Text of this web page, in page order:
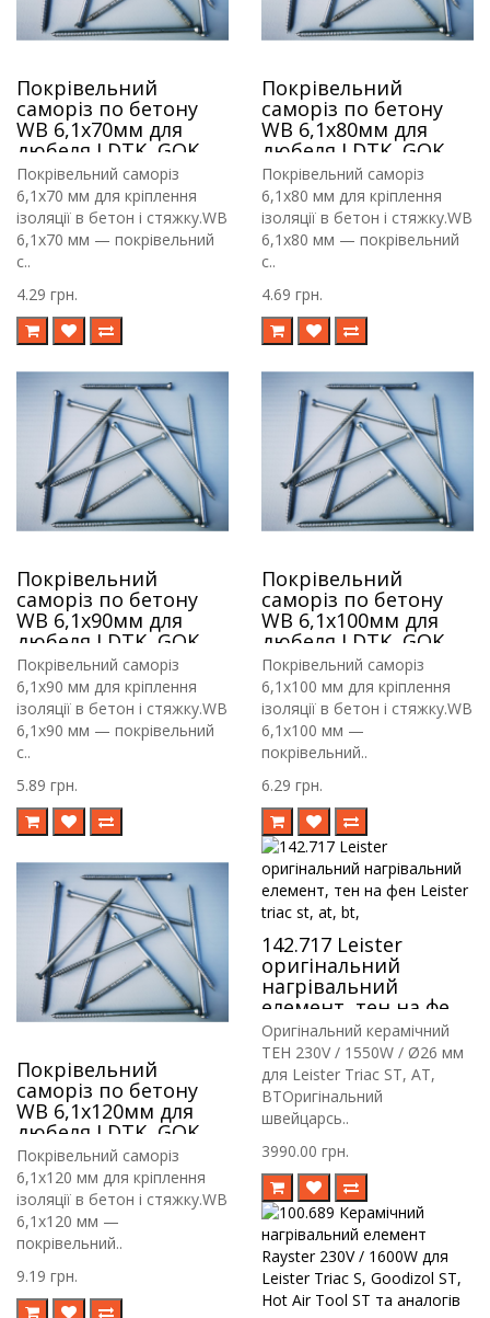
Покрівельний
саморіз по бетону
WB 6,1х70мм для
дюбеля LDTK, GOK,
RIF
Покрівельний саморіз
6,1х70 мм для кріплення
ізоляції в бетон і стяжку.WB
6,1х70 мм — покрівельний
с..
4.29 грн.
Покрівельний
саморіз по бетону
WB 6,1х80мм для
дюбеля LDTK, GOK,
RIF
Покрівельний саморіз
6,1х80 мм для кріплення
ізоляції в бетон і стяжку.WB
6,1х80 мм — покрівельний
с..
4.69 грн.
Покрівельний
саморіз по бетону
WB 6,1х90мм для
дюбеля LDTK, GOK,
RIF
Покрівельний саморіз
6,1х90 мм для кріплення
ізоляції в бетон і стяжку.WB
6,1х90 мм — покрівельний
с..
5.89 грн.
Покрівельний
саморіз по бетону
WB 6,1х100мм для
дюбеля LDTK, GOK,
RIF
Покрівельний саморіз
6,1х100 мм для кріплення
ізоляції в бетон і стяжку.WB
6,1х100 мм —
покрівельний..
6.29 грн.
Покрівельний
саморіз по бетону
WB 6,1х120мм для
дюбеля LDTK, GOK,
RIF
Покрівельний саморіз
6,1х120 мм для кріплення
ізоляції в бетон і стяжку.WB
6,1х120 мм —
покрівельний..
9.19 грн.
142.717 Leister
оригінальний
нагрівальний
елемент, тен на фен
Leister triac st, at, bt,
Оригінальний керамічний
ТЕН 230V / 1550W / Ø26 мм
для Leister Triac ST, AT,
BTОригінальний
швейцарсь..
3990.00 грн.